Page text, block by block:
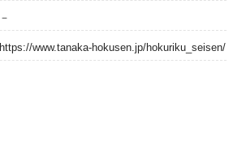
－
https://www.tanaka-hokusen.jp/hokuriku_seisen/